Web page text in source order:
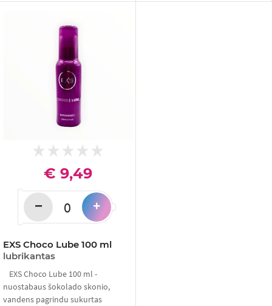
EXS Choco Lube 100 ml
lubrikantas
€ 9,49
− +
EXS Choco Lube 100 ml -
nuostabaus šokolado skonio,
vandens pagrindu sukurtas